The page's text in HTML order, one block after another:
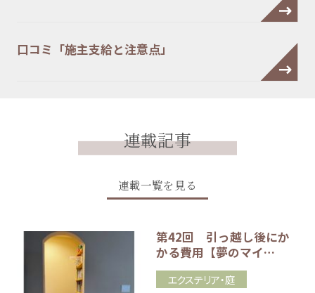
口コミ「施主支給と注意点」
連載記事
連載一覧を見る
第42回 引っ越し後にか
かる費用【夢のマイ…
エクステリア・庭